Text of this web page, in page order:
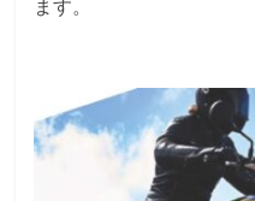
ます。